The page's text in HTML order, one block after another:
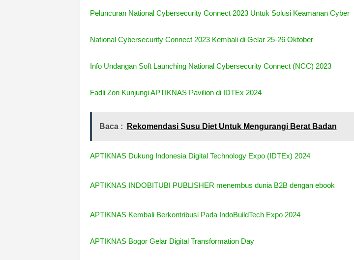
Peluncuran National Cybersecurity Connect 2023 Untuk Solusi Keamanan Cyber
National Cybersecurity Connect 2023 Kembali di Gelar 25-26 Oktober
Info Undangan Soft Launching National Cybersecurity Connect (NCC) 2023
Fadli Zon Kunjungi APTIKNAS Pavilion di IDTEx 2024
Baca : Rekomendasi Susu Diet Untuk Mengurangi Berat Badan
APTIKNAS Dukung Indonesia Digital Technology Expo (IDTEx) 2024
APTIKNAS INDOBITUBI PUBLISHER menembus dunia B2B dengan ebook
APTIKNAS Kembali Berkontribusi Pada IndoBuildTech Expo 2024
APTIKNAS Bogor Gelar Digital Transformation Day